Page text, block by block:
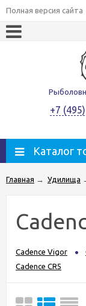
Полная версия сайта
+7
Каталог
Главная → Удилища
Cadence Vigor
Cadence CR5